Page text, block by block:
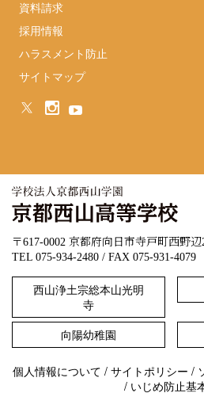
資料請求
採用情報
ハラスメント防止
サイトマップ
〒617-0002 京都府向日市寺戸町西野辺
TEL 075-934-2480 / FAX 075-931-4079
西山浄土宗総本山光明
寺
向陽幼稚園
個人情報について / サイトポリシー /
/ いじめ防止基